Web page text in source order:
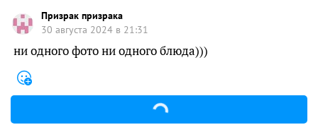
Призрак призрака
30 августа 2024 в 21:31
ни одного фото ни одного блюда)))